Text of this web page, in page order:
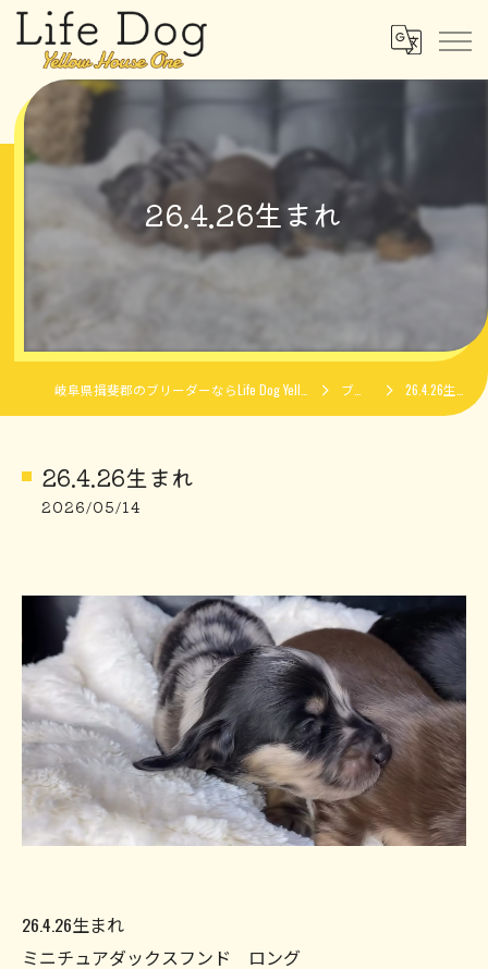
26.4.26生まれ
ブログ 26.4.26生まれ
26.4.26生まれ
2026/05/14
26.4.26生まれ
ミニチュアダックスフンド ロング